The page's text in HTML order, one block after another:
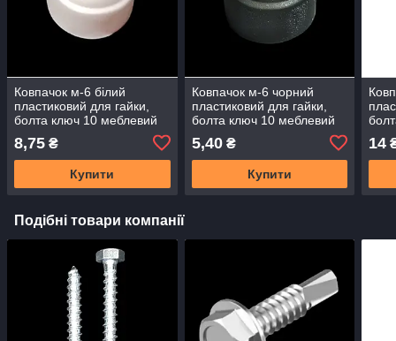
Ковпачок м-6 білий
пластиковий для гайки,
болта ключ 10 меблевий
8,75 ₴
Купити
Ковпачок м-6 чорний
пластиковий для гайки,
болта ключ 10 меблевий
5,40₴
Купити
14
Подібні товари компанії